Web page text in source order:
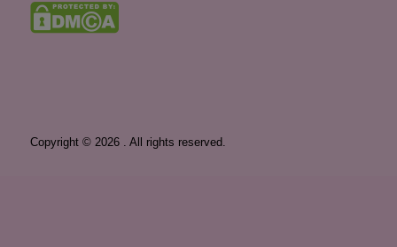
Copyright © 2026 . All rights reserved.